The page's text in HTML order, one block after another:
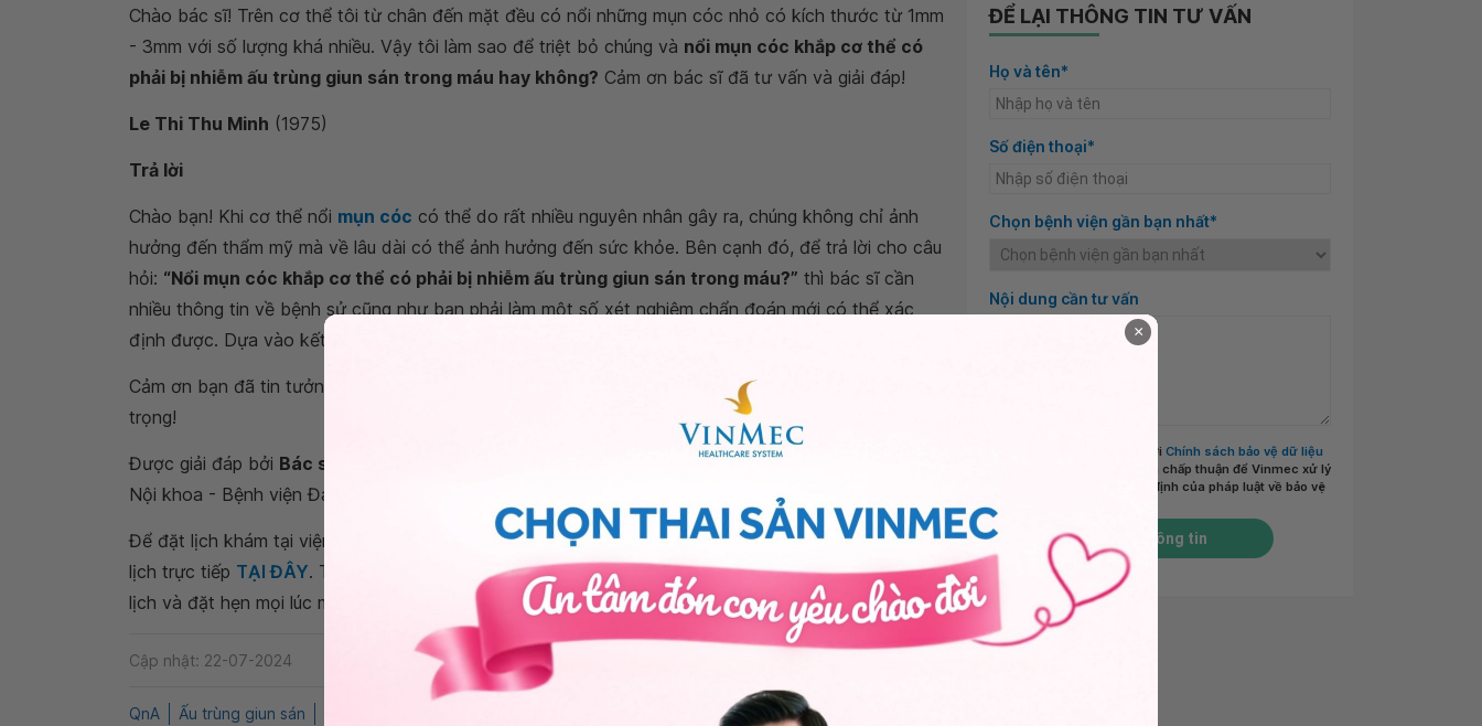
Chào bác sĩ! Trên cơ thể tôi từ chân đến mặt đều có nổi những mụn cóc nhỏ có kích thước từ 1mm
- 3mm với số lượng khá nhiều. Vậy tôi làm sao để triệt bỏ chúng và nổi mụn cóc khắp cơ thể có
phải bị nhiễm ấu trùng giun sán trong máu hay không? Cảm ơn bác sĩ đã tư vấn và giải đáp!
Le Thi Thu Minh (1975)
Trả lời
Chào bạn! Khi cơ thể nổi mụn cóc có thể do rất nhiều nguyên nhân gây ra, chúng không chỉ ảnh
hưởng đến thẩm mỹ mà về lâu dài có thể ảnh hưởng đến sức khỏe. Bên cạnh đó, để trả lời cho câu
hỏi: “Nổi mụn cóc khắp cơ thể có phải bị nhiễm ấu trùng giun sán trong máu?” thì bác sĩ cần
nhiều thông tin về bệnh sử cũng như bạn phải làm một số xét nghiệm chẩn đoán mới có thể xác
định được. Dựa vào kết quả thăm khám bác sĩ có thể tư vấn
Cảm ơn bạn đã tin tưởng và chia sẻ lo lắng đến Vinmec. Chúc bạn có thật nhiều sức khỏe. Trân
trọng!
Được giải đáp bởi Bác sĩ chuyên khoa I Lê Thị Thu Hằng -
Bác sĩ Da Liễu - Khoa Khám bệnh &
Nội khoa - Bệnh viện Đa khoa Quốc tế Vinmec Hải Phòng
Để đặt lịch khám tại viện, Quý khách vui lòng bấm sốHOTLINE, đặt muaGÓI DỊCH VỤ
hoặc đặt
lịch trực tiếp TẠI ĐÂY. Tải và đặt lịch khám tự động trên ứng dụng My Vinmec để quản lý, theo dõi
lịch và đặt hẹn mọi lúc mọi nơi ngay trên ứng dụng.
Cập nhật: 22-07-2024
QnA Ấu trùng giun sán
ĐỂ LẠI THÔNG TIN TƯ VẤN
Họ và tên*
Số điện thoại*
Chọn bệnh viện gần bạn nhất*
Nội dung cần tư vấn
Tôi đã đọc và đồng ý với Chính sách bảo vệ dữ liệu
và chấp thuận để Vinmec xử lý
DLCN của tôi theo quy định của pháp luật về bảo vệ
Gửi thông tin
×